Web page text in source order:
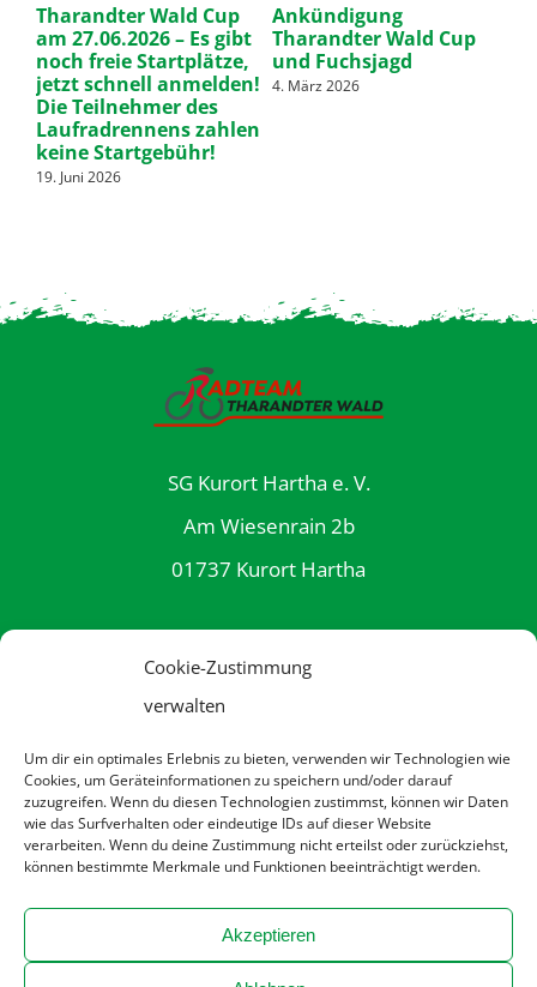
Cookie-Zustimmung
verwalten
Um dir ein optimales Erlebnis zu bieten, verwenden wir Technologien wie
Cookies, um Geräteinformationen zu speichern und/oder darauf
zuzugreifen. Wenn du diesen Technologien zustimmst, können wir Daten
wie das Surfverhalten oder eindeutige IDs auf dieser Website
verarbeiten. Wenn du deine Zustimmung nicht erteilst oder zurückziehst,
können bestimmte Merkmale und Funktionen beeinträchtigt werden.
Akzeptieren
Tharandter Wald Cup
am 27.06.2026 – Es gibt
noch freie Startplätze,
jetzt schnell anmelden!
Die Teilnehmer des
Laufradrennens zahlen
keine Startgebühr!
19. Juni 2026
Ankündigung
Tharandter Wald Cup
und Fuchsjagd
4. März 2026
SG Kurort Hartha e. V.
Am Wiesenrain 2b
01737 Kurort Hartha
Telefon: (03 52 03) 31 8 61
E-Mail: info@rttw.de
Datenschutzerklärung
Impressum
Kontakt